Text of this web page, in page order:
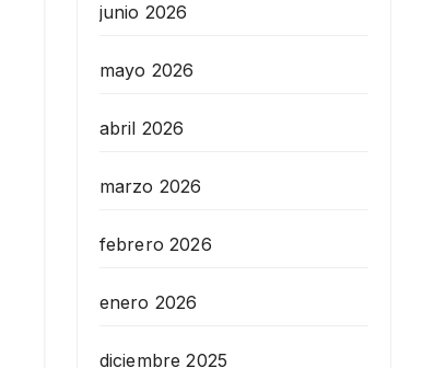
junio 2026
mayo 2026
abril 2026
marzo 2026
febrero 2026
enero 2026
diciembre 2025